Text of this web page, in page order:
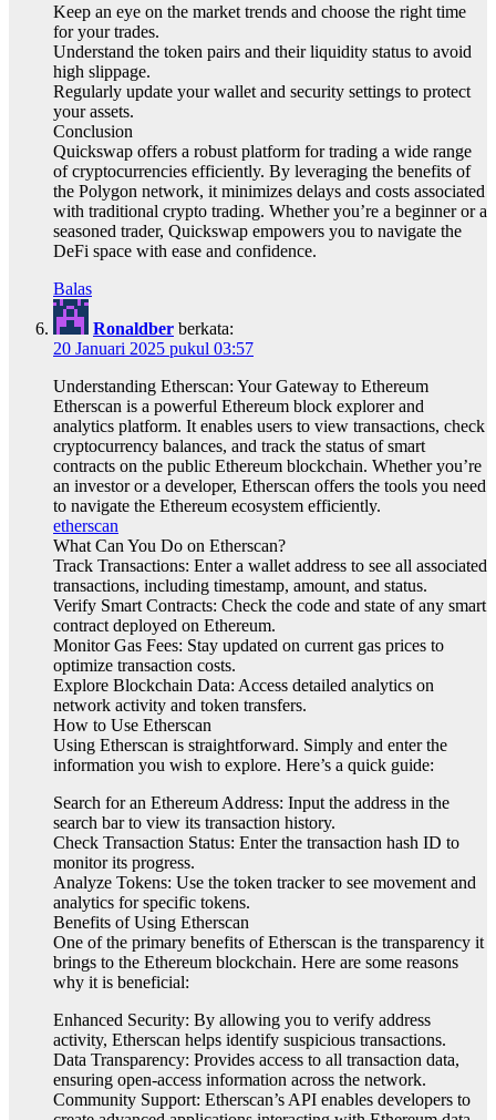
Keep an eye on the market trends and choose the right time
for your trades.
Understand the token pairs and their liquidity status to avoid
high slippage.
Regularly update your wallet and security settings to protect
your assets.
Conclusion
Quickswap offers a robust platform for trading a wide range
of cryptocurrencies efficiently. By leveraging the benefits of
the Polygon network, it minimizes delays and costs associated
with traditional crypto trading. Whether you’re a beginner or a
seasoned trader, Quickswap empowers you to navigate the
DeFi space with ease and confidence.
Balas
Ronaldber berkata:
20 Januari 2025 pukul 03:57
Understanding Etherscan: Your Gateway to Ethereum
Etherscan is a powerful Ethereum block explorer and
analytics platform. It enables users to view transactions, check
cryptocurrency balances, and track the status of smart
contracts on the public Ethereum blockchain. Whether you’re
an investor or a developer, Etherscan offers the tools you need
to navigate the Ethereum ecosystem efficiently.
etherscan
What Can You Do on Etherscan?
Track Transactions: Enter a wallet address to see all associated
transactions, including timestamp, amount, and status.
Verify Smart Contracts: Check the code and state of any smart
contract deployed on Ethereum.
Monitor Gas Fees: Stay updated on current gas prices to
optimize transaction costs.
Explore Blockchain Data: Access detailed analytics on
network activity and token transfers.
How to Use Etherscan
Using Etherscan is straightforward. Simply and enter the
information you wish to explore. Here’s a quick guide:
Search for an Ethereum Address: Input the address in the
search bar to view its transaction history.
Check Transaction Status: Enter the transaction hash ID to
monitor its progress.
Analyze Tokens: Use the token tracker to see movement and
analytics for specific tokens.
Benefits of Using Etherscan
One of the primary benefits of Etherscan is the transparency it
brings to the Ethereum blockchain. Here are some reasons
why it is beneficial:
Enhanced Security: By allowing you to verify address
activity, Etherscan helps identify suspicious transactions.
Data Transparency: Provides access to all transaction data,
ensuring open-access information across the network.
Community Support: Etherscan’s API enables developers to